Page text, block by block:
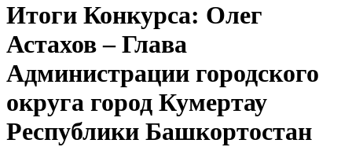
Итоги Конкурса: Олег
Астахов – Глава
Администрации городского
округа город Кумертау
Республики Башкортостан